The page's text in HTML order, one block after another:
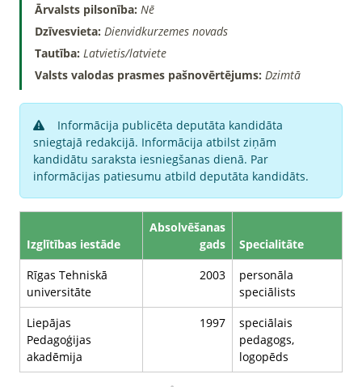
Ārvalsts pilsonība: Nē
Dzīvesvieta: Dienvidkurzemes novads
Tautība: Latvietis/latviete
Valsts valodas prasmes pašnovērtējums: Dzimtā
Informācija publicēta deputāta kandidāta
sniegtajā redakcijā. Informācija atbilst ziņām
kandidātu saraksta iesniegšanas dienā. Par
informācijas patiesumu atbild deputāta kandidāts.
Izglītības iestāde
Absolvēšanas
gads
Specialitāte
Rīgas Tehniskā
universitāte
2003
personāla
speciālists
Liepājas
Pedagoģijas
akadēmija
1997
speciālais
pedagogs,
logopēds